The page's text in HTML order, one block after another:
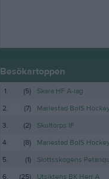
Besökartoppen
1. (5)
Skara HF A-lag
2.
(7)
Mariestad BoIS
3.
(2)
Skultorps IF
4.
(8)
Mariestad BoIS
5.
(1)
Slottsskogens
6.
(25) Utsiktens BK Herr A